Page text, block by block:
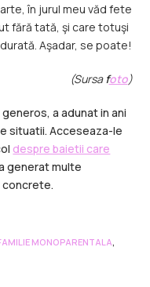
în jurul meu văd fete
fără tată, şi care totuşi
Aşadar, se poate!
(Sursafoto)
a adunat in ani
situatii. Acceseaza-le
despre baietii care
generat multe
MONOPARENTALA